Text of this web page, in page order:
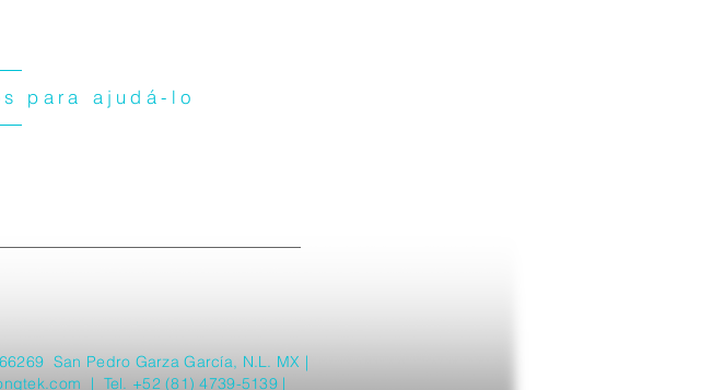
para ajudá-lo
San Pedro Garza García, N.L. MX |
| Tel. +52 (81) 4739-5139 |